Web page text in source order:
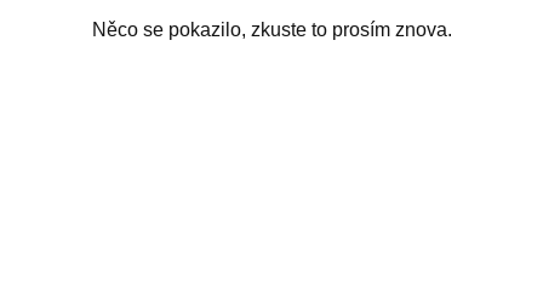
Něco se pokazilo, zkuste to prosím znova.